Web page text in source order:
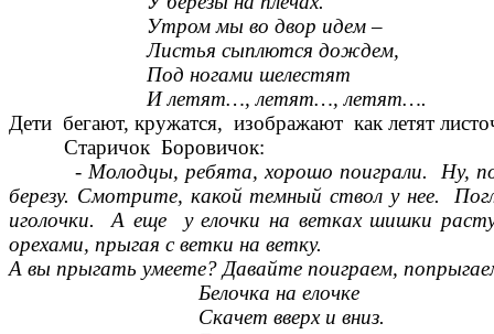
Утром мы во двор идем –
Листья сыплются дождем,
Под ногами шелестят
И летят…, летят…, летят….
Дети бегают, кружатся, изображают как летят
Старичок Боровичок:
- Молодцы, ребята, хорошо поиграли. Ну,
березу. Смотрите, какой темный ствол у нее.
иголочки. А еще у елочки на ветках шишки
орехами, прыгая с ветки на ветку.
А вы прыгать умеете? Давайте поиграем,
Белочка на елочке
Скачет вверх и вниз.